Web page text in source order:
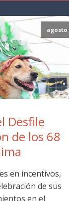
agosto
Desfile
de los 68
en incentivos,
de sus
en el